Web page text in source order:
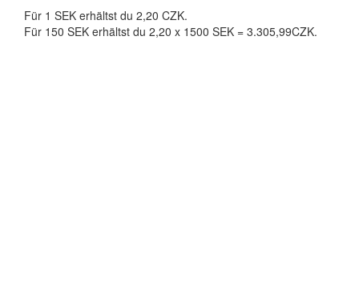
Für 1 SEK erhältst du 2,20 CZK.
Für 150 SEK erhältst du 2,20 x 1500 SEK = 3.305,99CZK.